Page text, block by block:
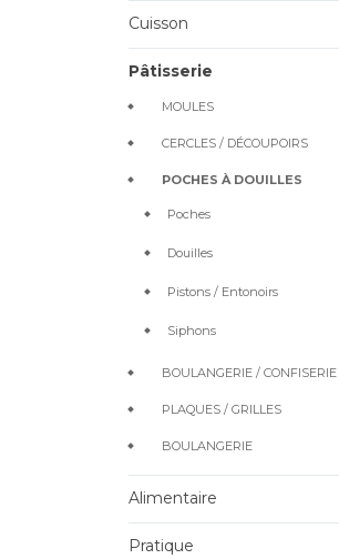
Cuisson
Pâtisserie
MOULES
CERCLES / DÉCOUPOIRS
POCHES À DOUILLES
Poches
Douilles
Pistons / Entonoirs
Siphons
BOULANGERIE / CONFISERIE
PLAQUES / GRILLES
BOULANGERIE
Alimentaire
Pratique